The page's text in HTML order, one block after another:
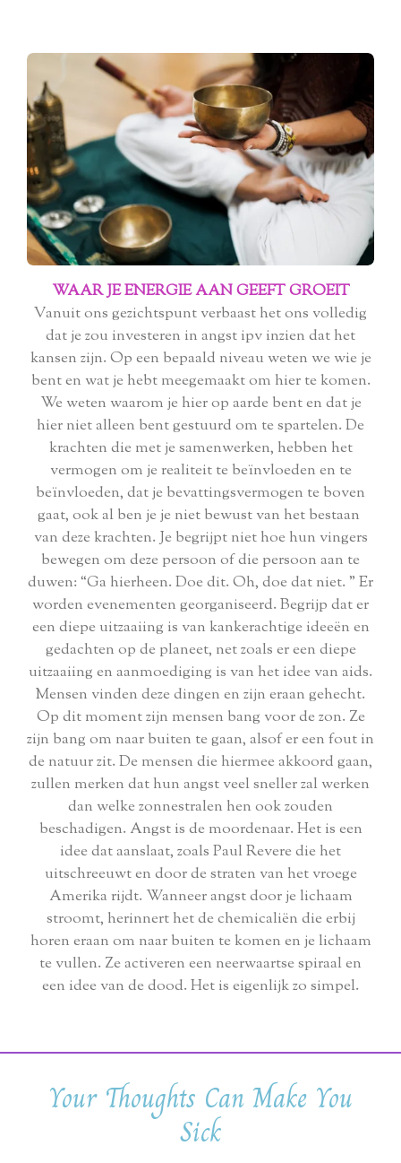
WAAR JE ENERGIE AAN GEEFT GROEIT
Vanuit ons gezichtspunt verbaast het ons volledig
dat je zou investeren in angst ipv inzien dat het
kansen zijn. Op een bepaald niveau weten we wie je
bent en wat je hebt meegemaakt om hier te komen.
We weten waarom je hier op aarde bent en dat je
hier niet alleen bent gestuurd om te spartelen. De
krachten die met je samenwerken, hebben het
vermogen om je realiteit te beïnvloeden en te
beïnvloeden, dat je bevattingsvermogen te boven
gaat, ook al ben je je niet bewust van het bestaan ​​
van deze krachten. Je begrijpt niet hoe hun vingers
bewegen om deze persoon of die persoon aan te
duwen: “Ga hierheen. Doe dit. Oh, doe dat niet. " Er
worden evenementen georganiseerd. Begrijp dat er
een diepe uitzaaiing is van kankerachtige ideeën en
gedachten op de planeet, net zoals er een diepe
uitzaaiing en aanmoediging is van het idee van aids.
Mensen vinden deze dingen en zijn eraan gehecht.
Op dit moment zijn mensen bang voor de zon. Ze
zijn bang om naar buiten te gaan, alsof er een fout in
de natuur zit. De mensen die hiermee akkoord gaan,
zullen merken dat hun angst veel sneller zal werken
dan welke zonnestralen hen ook zouden
beschadigen. Angst is de moordenaar. Het is een
idee dat aanslaat, zoals Paul Revere die het
uitschreeuwt en door de straten van het vroege
Amerika rijdt. Wanneer angst door je lichaam
stroomt, herinnert het de chemicaliën die erbij
horen eraan om naar buiten te komen en je lichaam
te vullen. Ze activeren een neerwaartse spiraal en
een idee van de dood. Het is eigenlijk zo simpel.
Your Thoughts Can Make You
Sick